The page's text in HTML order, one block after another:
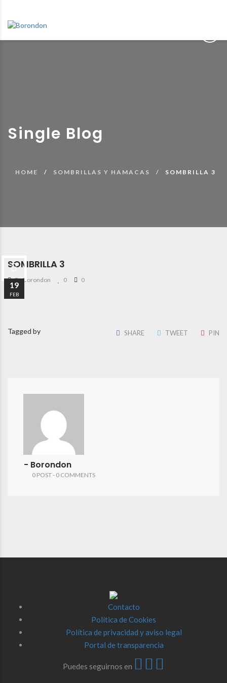
Single Blog
HOME SOMBRILLAS Y HAMACAS SOMBRILLA 3
19
FEB
SOMBRILLA 3
By Borondon 0 0
Tagged by SHARE TWEET PIN
- Borondon
0 POST - 0 COMMENTS
Contacto
Política de Cookies
Política de privacidad y aviso legal
Portal de transparencia
Puedes seguirnos en